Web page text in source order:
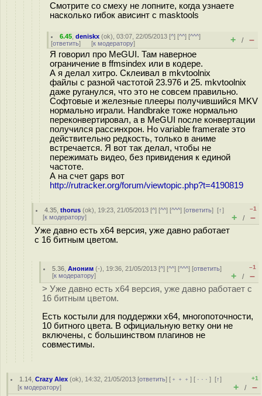
Смотрите со смеху не лопните, когда узнаете
насколько гибок ависинт с masktools
6.45 ,deniskx (ok), 03:07, 22/05/2013 [^] [^^] [^^^]
[ответить] [к модератору] + / –
Я говорил про MeGUI. Там наверное
ограничение в ffmsindex или в кодере.
А я делал хитро. Склеивал в mkvtoolnix
файлы с разной частотой 23.976 и 25. mkvtoolnix
даже руганулся, что это не совсем правильно.
Софтовые и железные плееры получившийся MKV
нормально играли. Handbrake тоже нормально
переконвертировал, а в MeGUI после конвертации
получился рассинхрон. Но variable framerate это
действительно редкость, только в аниме
встречается. Я вот так делал, чтобы не
пережимать видео, без привидения к единой
частоте.
А на счет gaps вот
http://rutracker.org/forum/viewtopic.php?t=4190819
4.35 ,thorus (ok), 19:23, 21/05/2013 [^] [^^] [^^^] [ответить][↑]
[к модератору]
–1
+ / –
Уже давно есть x64 версия, уже давно работает
с 16 битным цветом.
5.36 ,Аноним (-), 19:36, 21/05/2013 [^] [^^] [^^^] [ответить]
[к модератору]
–1
+ / –
> Уже давно есть x64 версия, уже давно работает с
16 битным цветом.
Есть костыли для поддержки x64, многопоточности,
10 битного цвета. В официальную ветку они не
включены, с большинством плагинов не
совместимы.
1.14 ,Crazy Alex (ok), 14:32, 21/05/2013 [ответить] [ ﹢﹢﹢] [ · · ·][↑]
[к модератору]
+1
+ / –